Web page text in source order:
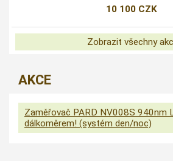
10 100 CZK
Zobrazit všechny
AKCE
Zaměřovač PARD NV008S 940nm
dálkoměrem! (systém den/noc)